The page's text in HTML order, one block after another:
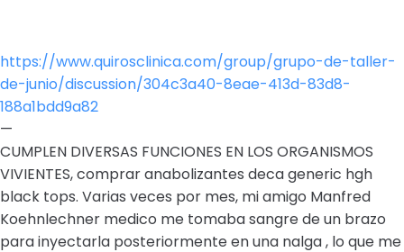
https://www.quirosclinica.com/group/grupo-de-taller-
de-junio/discussion/304c3a40-8eae-413d-83d8-
188a1bdd9a82
—
CUMPLEN DIVERSAS FUNCIONES EN LOS ORGANISMOS
VIVIENTES, comprar anabolizantes deca generic hgh
black tops. Varias veces por mes, mi amigo Manfred
Koehnlechner medico me tomaba sangre de un brazo
para inyectarla posteriormente en una nalga , lo que me